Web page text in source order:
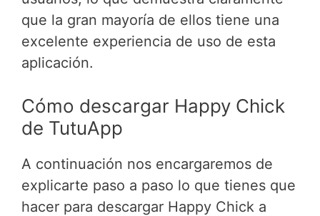
que la gran mayoría de ellos tiene una
excelente experiencia de uso de esta
aplicación.
Cómo descargar Happy Chick
de TutuApp
A continuación nos encargaremos de
explicarte paso a paso lo que tienes que
hacer para descargar Happy Chick a